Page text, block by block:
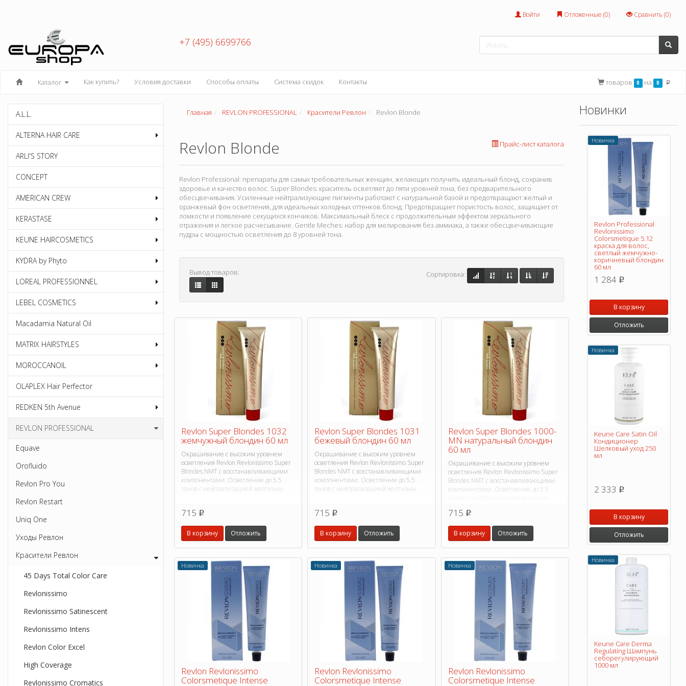
Войти Отложенные (0) Сравнить (0)
+7 (495) 6699766
Каталог Как купить? Условия доставки Способы оплаты Система скидок Контакты товаров 0 на 0 p
A.L.L.
ALTERNA HAIR CARE
ARLI'S STORY
CONCEPT
AMERICAN CREW
KERASTASE
KEUNE HAIRCOSMETICS
KYDRA by Phyto
LOREAL PROFESSIONNEL
LEBEL COSMETICS
Macadamia Natural Oil
MATRIX HAIRSTYLES
MOROCCANOIL
OLAPLEX Hair Perfector
REDKEN 5th Avenue
REVLON PROFESSIONAL
Equave
Orofluido
Revlon Pro You
Revlon Restart
Uniq One
Уходы Ревлон
Красители Ревлон
45 Days Total Color Care
Revlonissimo
Revlonissimo Satinescent
Revlonissimo Intens
Revlon Color Excel
High Coverage
Revlonissimo Cromatics
Главная REVLON PROFESSIONAL Красители Ревлон Revlon Blonde
Прайс-лист каталога
Revlon Blonde
Revlon Professional: препараты для самых требовательных женщин, желающих получить идеальный блонд, сохранив
здоровье и качество волос. Super Blondes: краситель осветляет до пяти уровней тона, без предварительного
обесцвечивания. Усиленные нейтрализующие пигменты работают с натуральной базой и предотвращают желтый и
оранжевый фон осветления, для идеальных холодных оттенков блонд. Предотвращает пористость волос, защищает от
ломкости и появление секущихся кончиков. Максимальный блеск с продолжительным эффектом зеркального
отражения и легкое расчесывание. Gentle Meches: набор для мелирования без аммиака, а также обесцвечивающие
пудры с мощностью осветления до 8 уровней тона.
Вывод товаров: Сортировка:
Revlon Super Blondes 1032
жемчужный блондин 60 мл
Окрашивание с высоким уровнем
осветления Revlon Revlonissimo Super
Blondes NMT с восстанавливающими
компонентами. Осветление до 5.5
тонов с нейтрализацией желтизны.
715 p
В корзину Отложить
Revlon Super Blondes 1031
бежевый блондин 60 мл
Окрашивание с высоким уровнем
осветления Revlon Revlonissimo Super
Blondes NMT с восстанавливающими
компонентами. Осветление до 5.5
тонов с нейтрализацией желтизны.
715 p
В корзину Отложить
Revlon Super Blondes 1000-
MN натуральный блондин
60 мл
Окрашивание с высоким уровнем
осветления Revlon Revlonissimo Super
Blondes NMT с восстанавливающими
компонентами. Осветление до 5.5
715 p
В корзину Отложить
Новинка
Revlon Revlonissimo
Colorsmetique Intense
Новинка
Revlon Revlonissimo
Colorsmetique Intense
Новинка
Revlon Revlonissimo
Colorsmetique Intense
Новинки
Новинка
Revlon Professional
Revlonissimo
Colorsmetique 5.12
краска для волос,
светлый жемчужно-
коричневый блондин
60 мл
1 284 p
В корзину
Отложить
Новинка
Keune Care Satin Oil
Кондиционер
Шелковый уход 250
мл
2 333 p
В корзину
Отложить
Новинка
Keune Care Derma
Regulating Шампунь
себорегулирующий
1000 мл